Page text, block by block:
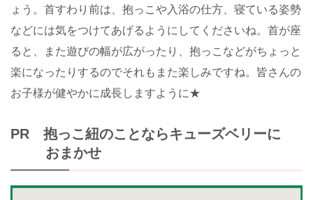
ょう。首すわり前は、抱っこや入浴の仕方、寝ている姿勢
などには気をつけてあげるようにしてくださいね。首が座
ると、また遊びの幅が広がったり、抱っこなどがちょっと
楽になったりするのでそれもまた楽しみですね。皆さんの
お子様が健やかに成長しますように★
PR 抱っこ紐のことならキューズベリーに
おまかせ